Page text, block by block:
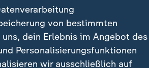
von bestimmten
dein Erlebnis im Angebot des
Personalisierungsfunktionen
wir ausschließlich auf